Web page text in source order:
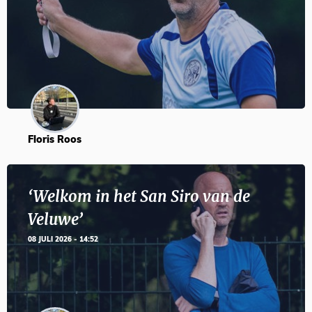
Floris Roos
‘Welkom in het San Siro van de
Veluwe’
08 JULI 2026 - 14:52